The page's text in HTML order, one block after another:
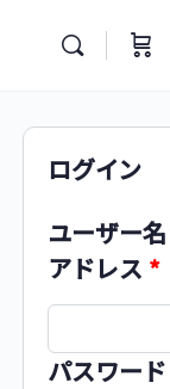
ログイン
ユーザー
アドレス *
パスワード